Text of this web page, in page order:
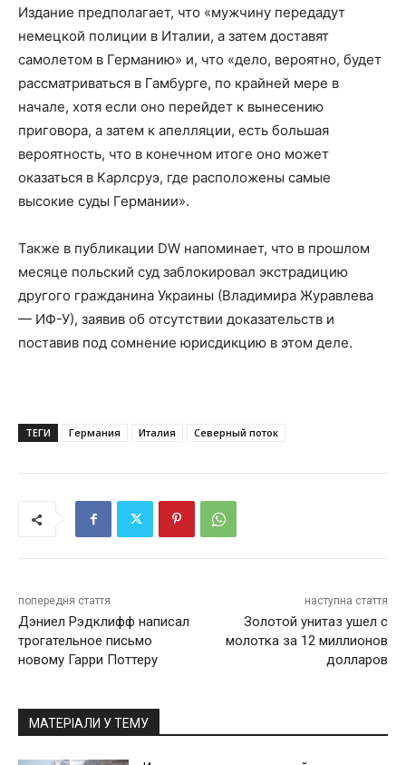
Издание предполагает, что «мужчину передадут
немецкой полиции в Италии, а затем доставят
самолетом в Германию» и, что «дело, вероятно, будет
рассматриваться в Гамбурге, по крайней мере в
начале, хотя если оно перейдет к вынесению
приговора, а затем к апелляции, есть большая
вероятность, что в конечном итоге оно может
оказаться в Карлсруэ, где расположены самые
высокие суды Германии».
Также в публикации DW напоминает, что в прошлом
месяце польский суд заблокировал экстрадицию
другого гражданина Украины (Владимира Журавлева
— ИФ-У), заявив об отсутствии доказательств и
поставив под сомнение юрисдикцию в этом деле.
ТЕГИ Германия Италия Северный поток
попередня стаття
Дэниел Рэдклифф написал
трогательное письмо
новому Гарри Поттеру
наступна стаття
Золотой унитаз ушел с
молотка за 12 миллионов
долларов
МАТЕРІАЛИ У ТЕМУ